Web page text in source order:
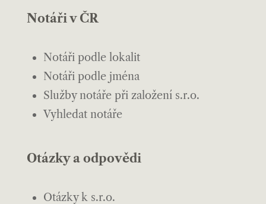
Notáři v ČR
Notáři podle lokalit
Notáři podle jména
Služby notáře při založení s.r.o.
Vyhledat notáře
Otázky a odpovědi
Otázky k s.r.o.